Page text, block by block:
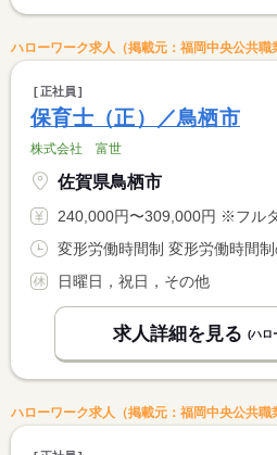
ハローワーク求人（掲載元：福岡中央公共職
正社員
保育士（正）／鳥栖市
株式会社 富世
佐賀県鳥栖市
240,000円〜309,000円 ※フルタイム求人の場合は月額（換算額）、
日曜日，祝日，その他
求人詳細を見る (ハロ
ハローワーク求人（掲載元：福岡中央公共職